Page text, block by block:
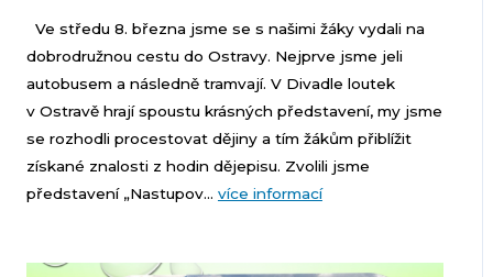
Ve středu 8. března jsme se s našimi žáky vydali na
dobrodružnou cestu do Ostravy. Nejprve jsme jeli
autobusem a následně tramvají. V Divadle loutek
v Ostravě hrají spoustu krásných představení, my jsme
se rozhodli procestovat dějiny a tím žákům přiblížit
získané znalosti z hodin dějepisu. Zvolili jsme
představení „Nastupov... více informací